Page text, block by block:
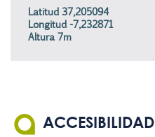
Latitud 37,205094
Longitud -7,232871
Altura 7m
ACCESIBILIDAD